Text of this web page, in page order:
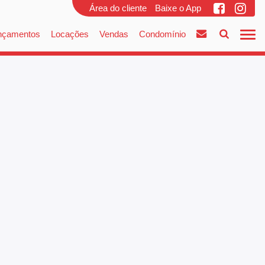
Área do cliente Baixe o App
Locações Vendas Condomínio